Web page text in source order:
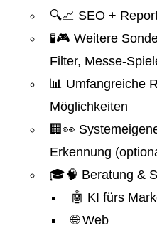
🔍📈 SEO +
🧪🎮 Weitere
Filter, Messe-
📊 Umfangreiche
Möglichkeiten
🏢👀
Erkennung
🎓🧠 Beratung &
🤖 KI fürs
🌐 Web